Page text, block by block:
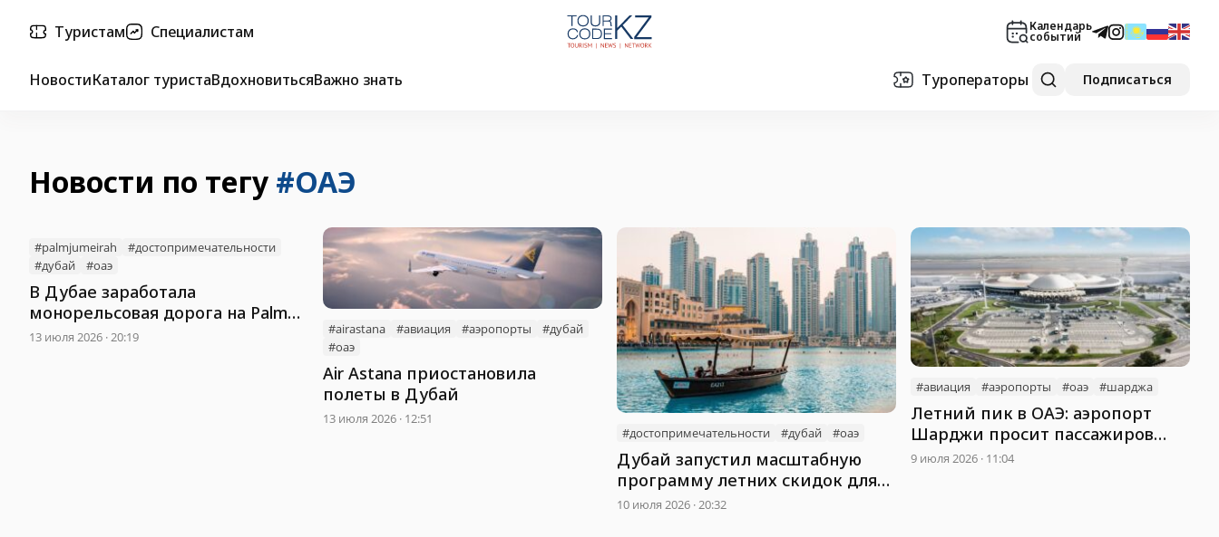
Туристам Специалистам Календарь
событий
НовостиКаталог туристаВдохновитьсяВажно знать Туроператоры Подписаться
Новости по тегу #ОАЭ
#palmjumeirah
#достопримечательности
#дубай
#оаэ
В Дубае заработала
монорельсовая дорога на Palm
Jumeirah
13 июля 2026 · 20:19 #airastana #авиация #аэропорты
#дубай
#оаэ
Air Astana приостановила
полеты в Дубай
13 июля 2026 · 12:51
#достопримечательности
#дубай #оаэ
Дубай запустил масштабную
программу летних скидок для
туристов
10 июля 2026 · 20:32
#авиация #аэропорты #оаэ #шарджа
Летний пик в ОАЭ: аэропорт
Шарджи просит пассажиров
приезжать заранее
9 июля 2026 · 11:04